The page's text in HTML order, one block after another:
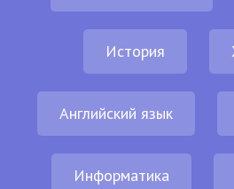
История
Английский язык
Информатика